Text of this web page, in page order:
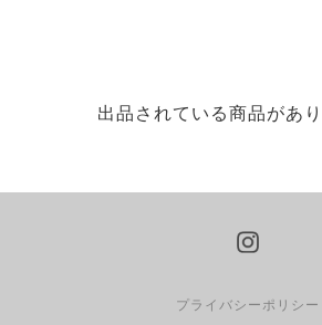
出品されている商品があり
プライバシーポリシー